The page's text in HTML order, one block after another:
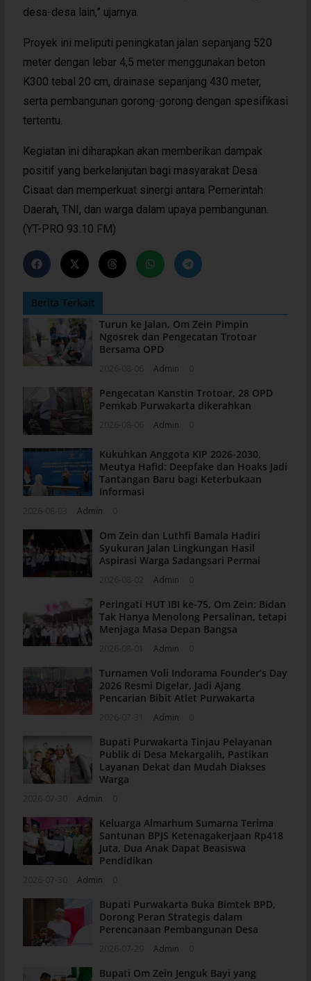
desa-desa lain,” ujarnya.
Proyek ini meliputi peningkatan jalan sepanjang 520
meter dengan lebar 4,5 meter menggunakan beton
K300 tebal 20 cm, drainase sepanjang 430 meter,
serta pembangunan gorong-gorong dengan spesifikasi
tertentu.
Kegiatan ini diharapkan akan memberikan dampak
positif yang berkelanjutan bagi masyarakat Desa
Cisaat dan memperkuat sinergi antara Pemerintah
Daerah, TNI, dan warga dalam upaya pembangunan.
(YT-PRO 93.10 FM)
Berita Terkait
Turun ke Jalan, Om Zein Pimpin
Ngosrek dan Pengecatan Trotoar
Bersama OPD
Admin
Pengecatan Kanstin Trotoar, 28 OPD
Pemkab Purwakarta dikerahkan
Admin
Kukuhkan Anggota KIP 2026-2030,
Meutya Hafid: Deepfake dan Hoaks Jadi
Tantangan Baru bagi Keterbukaan
Informasi
Admin
Om Zein dan Luthfi Bamala Hadiri
Syukuran Jalan Lingkungan Hasil
Aspirasi Warga Sadangsari Permai
Admin
Peringati HUT IBI ke-75, Om Zein: Bidan
Tak Hanya Menolong Persalinan, tetapi
Menjaga Masa Depan Bangsa
Admin
Turnamen Voli Indorama Founder’s Day
2026 Resmi Digelar, Jadi Ajang
Pencarian Bibit Atlet Purwakarta
Admin
Bupati Purwakarta Tinjau Pelayanan
Publik di Desa Mekargalih, Pastikan
Layanan Dekat dan Mudah Diakses
Warga
Admin
Keluarga Almarhum Sumarna Terima
Santunan BPJS Ketenagakerjaan Rp418
Juta, Dua Anak Dapat Beasiswa
Pendidikan
Admin
Bupati Purwakarta Buka Bimtek BPD,
Dorong Peran Strategis dalam
Perencanaan Pembangunan Desa
Admin
Bupati Om Zein Jenguk Bayi yang